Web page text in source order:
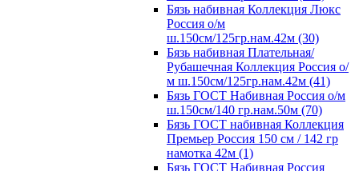
Бязь набивная Коллекция Люкс
Россия о/м
ш.150см/125гр.нам.42м (30)
Бязь набивная Плательная/
Рубашечная Коллекция Россия о/
м ш.150см/125гр.нам.42м (41)
Бязь ГОСТ Набивная Россия о/м
ш.150см/140 гр.нам.50м (70)
Бязь ГОСТ набивная Коллекция
Премьер Россия 150 см / 142 гр
намотка 42м (1)
Бязь ГОСТ Набивная Россия